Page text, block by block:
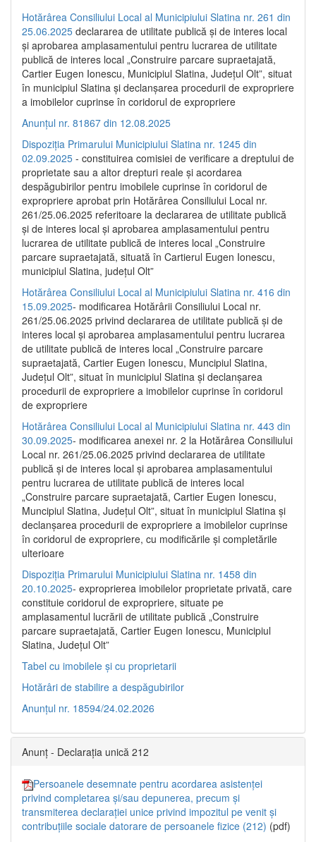
Hotărârea Consiliului Local al Municipiului Slatina nr. 261 din
25.06.2025 declararea de utilitate publică și de interes local
și aprobarea amplasamentului pentru lucrarea de utilitate
publică de interes local „Construire parcare supraetajată,
Cartier Eugen Ionescu, Municipiul Slatina, Județul Olt”, situat
în municipiul Slatina și declanșarea procedurii de expropriere
a imobilelor cuprinse în coridorul de expropriere
Anunțul nr. 81867 din 12.08.2025
Dispoziția Primarului Municipiului Slatina nr. 1245 din
02.09.2025 - constituirea comisiei de verificare a dreptului de
proprietate sau a altor drepturi reale și acordarea
despăgubirilor pentru imobilele cuprinse în coridorul de
expropriere aprobat prin Hotărârea Consiliului Local nr.
261/25.06.2025 referitoare la declararea de utilitate publică
și de interes local și aprobarea amplasamentului pentru
lucrarea de utilitate publică de interes local „Construire
parcare supraetajată, situată în Cartierul Eugen Ionescu,
municipiul Slatina, județul Olt”
Hotărârea Consiliului Local al Municipiului Slatina nr. 416 din
15.09.2025- modificarea Hotărârii Consiliului Local nr.
261/25.06.2025 privind declararea de utilitate publică și de
interes local și aprobarea amplasamentului pentru lucrarea
de utilitate publică de interes local „Construire parcare
supraetajată, Cartier Eugen Ionescu, Muncipiul Slatina,
Județul Olt”, situat în municipiul Slatina și declanșarea
procedurii de expropriere a imobilelor cuprinse în coridorul
de expropriere
Hotărârea Consiliului Local al Municipiului Slatina nr. 443 din
30.09.2025- modificarea anexei nr. 2 la Hotărârea Consiliului
Local nr. 261/25.06.2025 privind declararea de utilitate
publică şi de interes local şi aprobarea amplasamentului
pentru lucrarea de utilitate publică de interes local
„Construire parcare supraetajată, Cartier Eugen Ionescu,
Muncipiul Slatina, Judeţul Olt”, situat în municipiul Slatina şi
declanşarea procedurii de expropriere a imobilelor cuprinse
în coridorul de expropriere, cu modificările şi completările
ulterioare
Dispoziția Primarului Municipiului Slatina nr. 1458 din
20.10.2025- exproprierea imobilelor proprietate privată, care
constituie coridorul de expropriere, situate pe
amplasamentul lucrării de utilitate publică „Construire
parcare supraetajată, Cartier Eugen Ionescu, Municipiul
Slatina, Județul Olt”
Tabel cu imobilele și cu proprietarii
Hotărâri de stabilire a despăgubirilor
Anunțul nr. 18594/24.02.2026
Anunț - Declarația unică 212
Persoanele desemnate pentru acordarea asistenței
privind completarea și/sau depunerea, precum și
transmiterea declarației unice privind impozitul pe venit și
contribuțiile sociale datorare de persoanele fizice (212) (pdf)